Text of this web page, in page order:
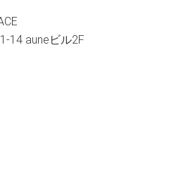
DOJO。 観戦する側で終わる
るか。 挑戦者たちのエント
ます。
14 auneビル2F